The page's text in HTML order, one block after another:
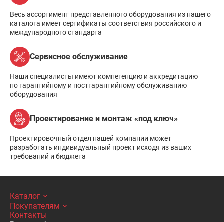
Весь ассортимент представленного оборудования из нашего
каталога имеет сертификаты соответствия российского и
международного стандарта
Сервисное обслуживание
Наши специалисты имеют компетенцию и аккредитацию
по гарантийному и постгарантийному обслуживанию
оборудования
Проектирование и монтаж «под ключ»
Проектировочный отдел нашей компании может
разработать индивидуальный проект исходя из ваших
требований и бюджета
Каталог
Покупателям
Контакты